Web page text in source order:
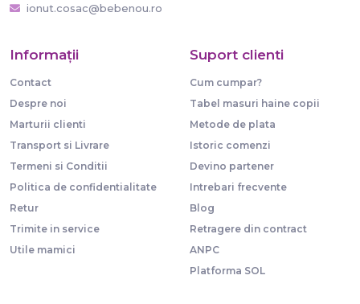
ionut.cosac@bebenou.ro
Informaţii
Contact
Despre noi
Marturii clienti
Transport si Livrare
Termeni si Conditii
Politica de confidentialitate
Retur
Trimite in service
Utile mamici
Suport clienti
Cum cumpar?
Tabel masuri haine copii
Metode de plata
Istoric comenzi
Devino partener
Intrebari frecvente
Blog
Retragere din contract
ANPC
Platforma SOL